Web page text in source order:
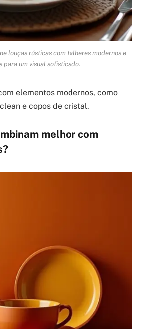
louças rústicas com talheres modernos e
para um visual sofisticado.
elementos modernos, como
e copos de cristal.
melhor com